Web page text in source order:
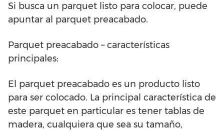
Si busca un parquet listo para colocar, puede
apuntar al parquet preacabado.
Parquet preacabado – características
principales:
El parquet preacabado es un producto listo
para ser colocado. La principal característica de
este parquet en particular es tener tablas de
madera, cualquiera que sea su tamaño,